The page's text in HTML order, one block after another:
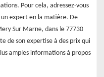
Pour cela, adressez-vous
expert en la matière. De
Sur Marne, dans le 77730
de son expertise à des prix qui
amples informations à propos